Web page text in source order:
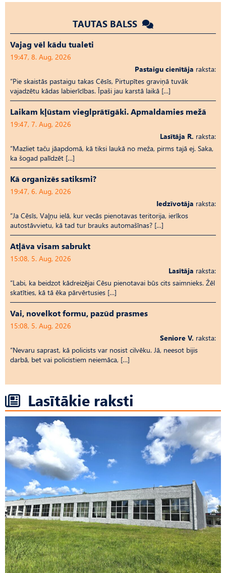
TAUTAS BALSS
Vajag vēl kādu tualeti
19:47, 8. Aug, 2026
Pastaigu cienītāja raksta:
“Pie skaistās pastaigu takas Cēsīs, Pirtupītes graviņā tuvāk
vajadzētu kādas labierīcības. Īpaši jau karstā laikā […]
Laikam kļūstam vieglprātīgāki. Apmaldamies mežā
19:47, 7. Aug, 2026
Lasītāja R. raksta:
“Mazliet taču jāapdomā, kā tiksi laukā no meža, pirms tajā ej. Saka,
ka šogad palīdzēt […]
Kā organizēs satiksmi?
19:47, 6. Aug, 2026
Iedzīvotāja raksta:
“Ja Cēsīs, Vaļņu ielā, kur vecās pienotavas teritorija, ierīkos
autostāvvietu, kā tad tur brauks automašīnas? […]
Atļāva visam sabrukt
15:08, 5. Aug, 2026
Lasītāja raksta:
“Labi, ka beidzot kādreizējai Cēsu pienotavai būs cits saimnieks. Žēl
skatīties, kā tā ēka pārvērtusies […]
Vai, novelkot formu, pazūd prasmes
15:08, 5. Aug, 2026
Seniore V. raksta:
“Nevaru saprast, kā policists var nosist cilvēku. Jā, neesot bijis
darbā, bet vai policistiem neiemāca, […]
Lasītākie raksti